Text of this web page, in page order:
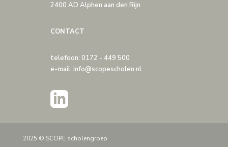
2400 AD Alphen aan den Rijn
CONTACT
telefoon: 0172 - 449 500
e-mail: info@scopescholen.nl
2025 © SCOPE scholengroep